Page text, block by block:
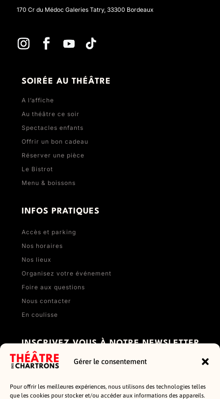
Gérer le consentement
Pour offrir les meilleures expériences, nous utilisons des technologies telles
que les cookies pour stocker et/ou accéder aux informations des appareils.
170 Cr du Médoc Galeries Tatry, 33300 Bordeaux
SOIRÉE AU THÉÂTRE
A l’affiche
Au théâtre ce soir
Spectacles enfants
Offrir un bon cadeau
Réserver une pièce
Le Bistrot
Menu & boissons
INFOS PRATIQUES
Accès et parking
Nos horaires
Nos lieux
Organisez votre événement
Foire aux questions
Nous contacter
En coulisse
INSCRIVEZ VOUS À NOTRE NEWSLETTER